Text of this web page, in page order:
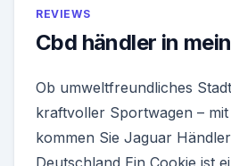
REVIEWS
Cbd händler in
Ob umweltfreundliches
kraftvoller Sportwagen –
kommen Sie Jaguar
Deutschland Ein Cookie ist